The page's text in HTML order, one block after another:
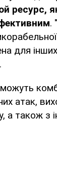
ресурс,
.
для
атак,
а також з